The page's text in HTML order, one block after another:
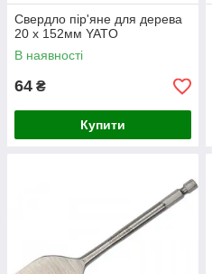
Свердло пір'яне для дерева
20 х 152мм YATO
В наявності
64 ₴
Купити